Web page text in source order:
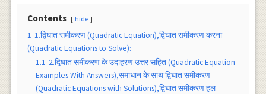
Contents hide
1 1.द्विघात समीकरण (Quadratic Equation),द्विघात समीकरण करना
(Quadratic Equations to Solve):
1.1 2.द्विघात समीकरण के उदाहरण उत्तर सहित (Quadratic Equation
Examples With Answers),समाधान के साथ द्विघात समीकरण
(Quadratic Equations with Solutions),द्विघात समीकरण हल